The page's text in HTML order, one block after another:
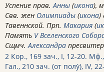
Успение прав.Анны (икона),
Свв. жен Олимпиады (икона)
Тавеннской. Прп. Макария (
Память V Вселенского
Сщмч.Александра
2 Кор., 169 зач., I, 12-20. Мф.,
Гал., 210 зач. (от полу́), IV,